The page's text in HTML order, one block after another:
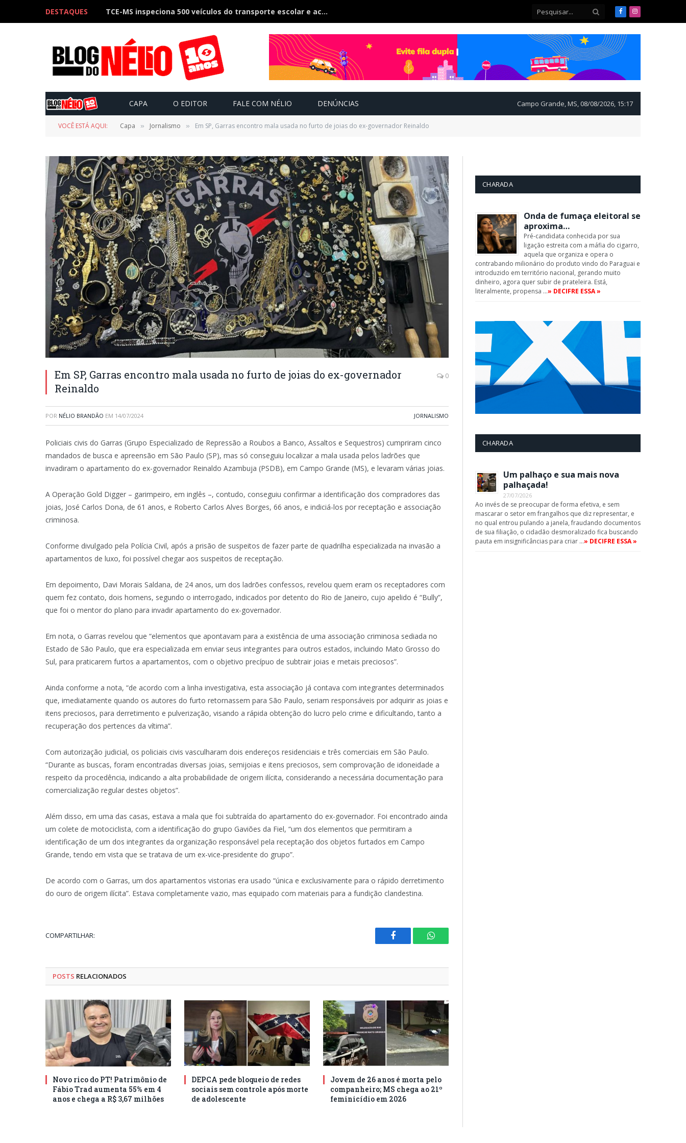
DESTAQUES TCE-MS inspeciona 500 veículos do transporte escolar e acompanham contratos de R$ 60 milhões FacebookInstagram
CAPA O EDITOR FALE COM NÉLIO DENÚNCIAS Campo Grande, MS, 08/08/2026, 15:17
VOCÊ ESTÁ AQUI: Capa » Jornalismo » Em SP, Garras encontro mala usada no furto de joias do ex-governador Reinaldo
Em SP, Garras encontro mala usada no furto de joias do ex-governador
Reinaldo
0
POR NÉLIO BRANDÃO EM 14/07/2024 JORNALISMO
Policiais civis do Garras (Grupo Especializado de Repressão a Roubos a Banco, Assaltos e Sequestros) cumpriram cinco
mandados de busca e apreensão em São Paulo (SP), mas só conseguiu localizar a mala usada pelos ladrões que
invadiram o apartamento do ex-governador Reinaldo Azambuja (PSDB), em Campo Grande (MS), e levaram várias joias.
A Operação Gold Digger – garimpeiro, em inglês –, contudo, conseguiu confirmar a identificação dos compradores das
joias, José Carlos Dona, de 61 anos, e Roberto Carlos Alves Borges, 66 anos, e indiciá-los por receptação e associação
criminosa.
Conforme divulgado pela Polícia Civil, após a prisão de suspeitos de fazer parte de quadrilha especializada na invasão a
apartamentos de luxo, foi possível chegar aos suspeitos de receptação.
Em depoimento, Davi Morais Saldana, de 24 anos, um dos ladrões confessos, revelou quem eram os receptadores com
quem fez contato, dois homens, segundo o interrogado, indicados por detento do Rio de Janeiro, cujo apelido é “Bully”,
que foi o mentor do plano para invadir apartamento do ex-governador.
Em nota, o Garras revelou que “elementos que apontavam para a existência de uma associação criminosa sediada no
Estado de São Paulo, que era especializada em enviar seus integrantes para outros estados, incluindo Mato Grosso do
Sul, para praticarem furtos a apartamentos, com o objetivo precípuo de subtrair joias e metais preciosos”.
Ainda conforme a nota, “de acordo com a linha investigativa, esta associação já contava com integrantes determinados
que, imediatamente quando os autores do furto retornassem para São Paulo, seriam responsáveis por adquirir as joias e
itens preciosos, para derretimento e pulverização, visando a rápida obtenção do lucro pelo crime e dificultando, tanto a
recuperação dos pertences da vítima”.
Com autorização judicial, os policiais civis vasculharam dois endereços residenciais e três comerciais em São Paulo.
“Durante as buscas, foram encontradas diversas joias, semijoias e itens preciosos, sem comprovação de idoneidade a
respeito da procedência, indicando a alta probabilidade de origem ilícita, considerando a necessária documentação para
comercialização regular destes objetos”.
Além disso, em uma das casas, estava a mala que foi subtraída do apartamento do ex-governador. Foi encontrado ainda
um colete de motociclista, com a identificação do grupo Gaviões da Fiel, “um dos elementos que permitiram a
identificação de um dos integrantes da organização responsável pela receptação dos objetos furtados em Campo
Grande, tendo em vista que se tratava de um ex-vice-presidente do grupo”.
De acordo com o Garras, um dos apartamentos vistorias era usado “única e exclusivamente para o rápido derretimento
do ouro de origem ilícita”. Estava completamente vazio, mas equipado com materiais para a fundição clandestina.
COMPARTILHAR:
Facebook WhatsApp
POSTS RELACIONADOS
Novo rico do PT! Patrimônio de
Fábio Trad aumenta 55% em 4
anos e chega a R$ 3,67 milhões
DEPCA pede bloqueio de redes
sociais sem controle após morte
de adolescente
Jovem de 26 anos é morta pelo
companheiro; MS chega ao 21º
feminicídio em 2026
CHARADA
Onda de fumaça eleitoral se
aproxima…
Pré-candidata conhecida por sua
ligação estreita com a máfia do cigarro,
aquela que organiza e opera o
contrabando milionário do produto vindo do Paraguai e
introduzido em território nacional, gerando muito
dinheiro, agora quer subir de prateleira. Está,
literalmente, propensa …» DECIFRE ESSA »
CHARADA
Um palhaço e sua mais nova
palhaçada!
27/07/2026
Ao invés de se preocupar de forma efetiva, e sem
mascarar o setor em frangalhos que diz representar, e
no qual entrou pulando a janela, fraudando documentos
de sua filiação, o cidadão desmoralizado fica buscando
pauta em insignificâncias para criar …» DECIFRE ESSA »